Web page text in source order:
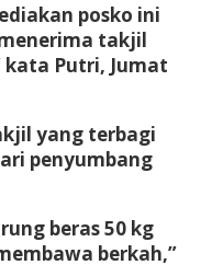
posko ini
takjil
kata Putri, Jumat
yang terbagi
penyumbang
beras 50 kg
berkah,”